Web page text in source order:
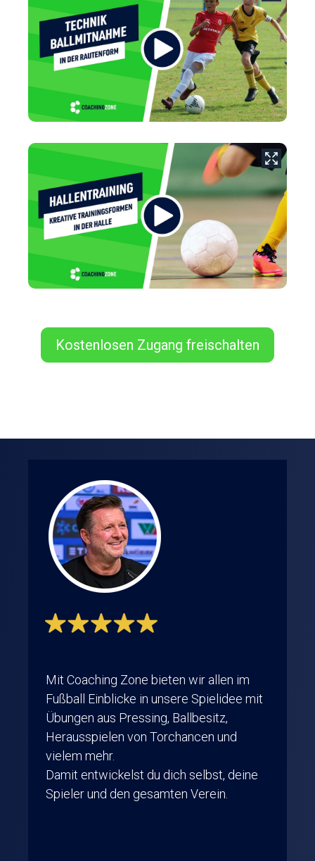
Kostenlosen Zugang freischalten
Mit Coaching Zone bieten wir allen im
Fußball Einblicke in unsere Spielidee mit
Übungen aus Pressing, Ballbesitz,
Herausspielen von Torchancen und
vielem mehr.
Damit entwickelst du dich selbst, deine
Spieler und den gesamten Verein.